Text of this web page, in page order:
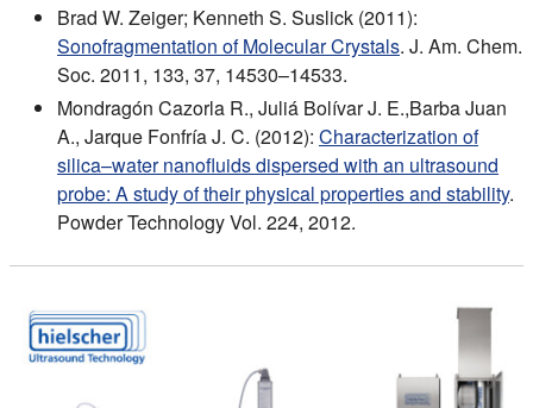
Brad W. Zeiger; Kenneth S. Suslick (2011):
Sonofragmentation of Molecular Crystals. J. Am. Chem.
Soc. 2011, 133, 37, 14530–14533.
Mondragón Cazorla R., Juliá Bolívar J. E.,Barba Juan
A., Jarque Fonfría J. C. (2012): Characterization of
silica–water nanofluids dispersed with an ultrasound
probe: A study of their physical properties and stability.
Powder Technology Vol. 224, 2012.